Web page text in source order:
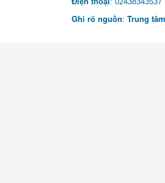
Ghi rõ nguồn: Trung